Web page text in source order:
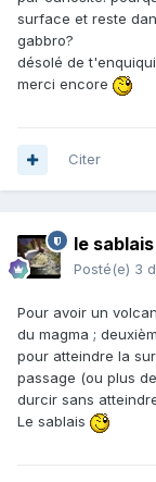
surface et reste
gabbro?
désolé de
merci encore
Citer
le sablais
Posté(e) 3
Pour avoir un
du magma ;
pour atteindre la
passage (ou plus
durcir sans
Le sablais